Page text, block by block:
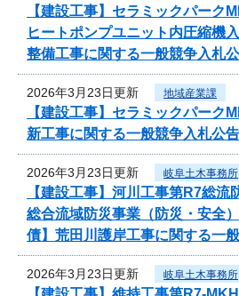
【建設工事】セラミックパーク
ヒートポンプユニット内圧縮機
整備工事に関する一般競争入札
2026年3月23日更新 地域産業課
【建設工事】セラミックパーク
新工事に関する一般競争入札公告
2026年3月23日更新 岐阜土木事務所
【建設工事】河川工事第R7総
総合流域防災事業（防災・安全
債】荒田川護岸工事に関する一
2026年3月23日更新 岐阜土木事務所